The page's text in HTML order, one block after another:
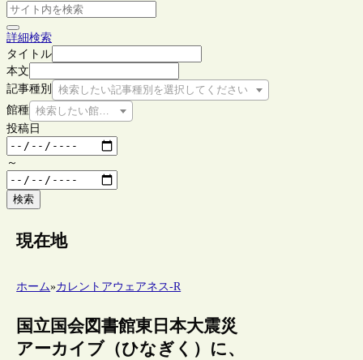
詳細検索
タイトル
本文
記事種別
検索したい記事種別を選択してください
館種 検索したい館種を選択してください
投稿日
～
検索
現在地
ホーム»カレントアウェアネス-R
国立国会図書館東日本大震災
アーカイブ（ひなぎく）に、